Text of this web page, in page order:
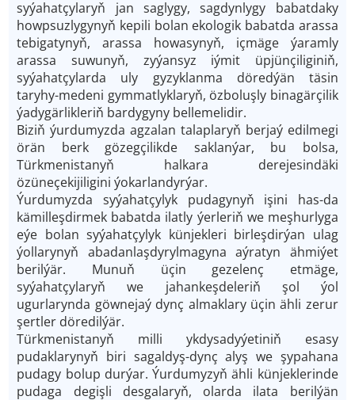
syýahatçylaryň jan saglygy, sagdynlygy babatdaky
howpsuzlygynyň kepili bolan ekologik babatda arassa
tebigatynyň, arassa howasynyň, içmäge ýaramly
arassa suwunyň, zyýansyz iýmit üpjünçiliginiň,
syýahatçylarda uly gyzyklanma döredýän täsin
taryhy-medeni gymmatlyklaryň, özboluşly binagärçilik
ýadygärlikleriň bardygyny bellemelidir.
Biziň ýurdumyzda agzalan talaplaryň berjaý edilmegi
örän berk gözegçilikde saklanýar, bu bolsa,
Türkmenistanyň halkara derejesindäki
özüneçekijiligini ýokarlandyrýar.
Ýurdumyzda syýahatçylyk pudagynyň işini has-da
kämilleşdirmek babatda ilatly ýerleriň we meşhurlyga
eýe bolan syýahatçylyk künjekleri birleşdirýan ulag
ýollarynyň abadanlaşdyrylmagyna aýratyn ähmiýet
berilýär. Munuň üçin gezelenç etmäge,
syýahatçylaryň we jahankeşdeleriň şol ýol
ugurlarynda göwnejaý dynç almaklary üçin ähli zerur
şertler döredilýär.
Türkmenistanyň milli ykdysadyýetiniň esasy
pudaklarynyň biri sagaldyş-dynç alyş we şypahana
pudagy bolup durýar. Ýurdumyzyň ähli künjeklerinde
pudaga degişli desgalaryň, olarda ilata berilýän